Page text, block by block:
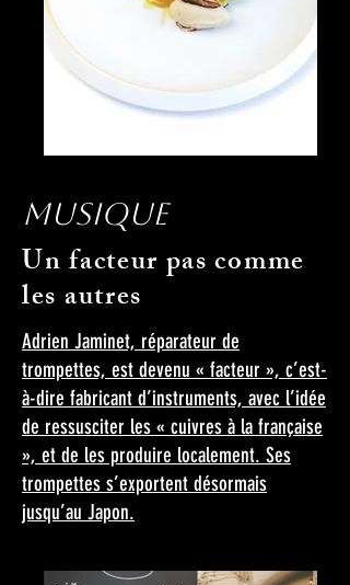
musique
Un facteur pas comme
les autres
Adrien Jaminet, réparateur de
trompettes, est devenu « facteur », c’est-
à-dire fabricant d’instruments, avec l’idée
de ressusciter les « cuivres à la française
», et de les produire localement. Ses
trompettes s’exportent désormais
jusqu’au Japon.